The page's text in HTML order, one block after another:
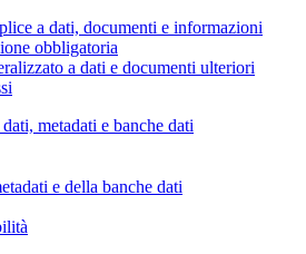
a dati, documenti e informazioni
obbligatoria
a dati e documenti ulteriori
metadati e banche dati
e della banche dati